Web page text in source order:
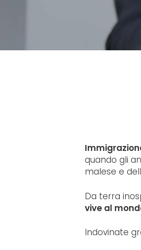
Hit enter to search or
quando gli
malese e
Da terra
vive al
Indovinate